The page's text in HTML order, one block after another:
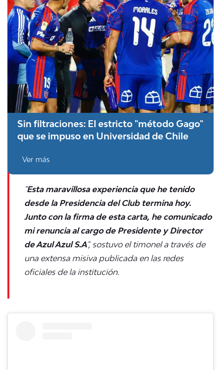
Sin filtraciones: El estricto "método Gago"
que se impuso en Universidad de Chile
Ver más
"Esta maravillosa experiencia que he tenido
desde la Presidencia del Club termina hoy.
Junto con la firma de esta carta, he comunicado
mi renuncia al cargo de Presidente y Director
de Azul Azul S.A", sostuvo el timonel a través de
una extensa misiva publicada en las redes
oficiales de la institución.